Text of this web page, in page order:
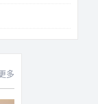
更多